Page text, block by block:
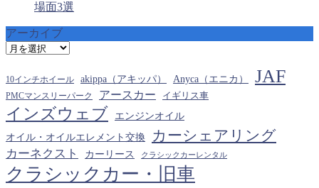
場面3選
アーカイブ
ア
カ
イ
ブ
10インチホイール akippa（アキッパ） Anyca（エニカ） JAF
PMCマンスリーパーク アースカー イギリス車
インズウェブ エンジンオイル
オイル・オイルエレメント交換 カーシェアリング
カーネクスト カーリース クラシックカーレンタル
クラシックカー・旧車